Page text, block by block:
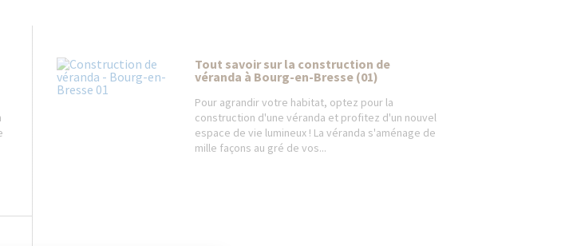
Tout savoir sur la construction de
véranda à Bourg-en-Bresse (01)
Pour agrandir votre habitat, optez pour la
construction d'une véranda et profitez d'un nouvel
espace de vie lumineux ! La véranda s'aménage de
mille façons au gré de vos...